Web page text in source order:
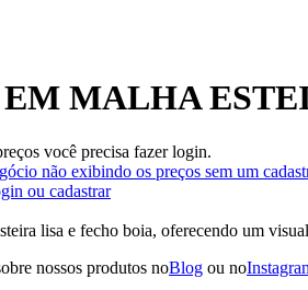
MALHA
você precisa fazer login.
não exibindo os preços sem um
ou cadastrar
lisa e fecho boia, oferecendo um
nossos produtos noBlog ou no